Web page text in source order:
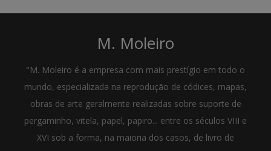
M. Moleiro
"M. Moleiro é a empresa com mais prestígio em todo o
mundo, especializada na reprodução de códices, mapas,
obras de arte geralmente realizadas sobre suporte de
pergaminho, vitela, papel, papiro... entre os séculos VIII e
XVI sob a forma, na maioria dos casos, de livro de